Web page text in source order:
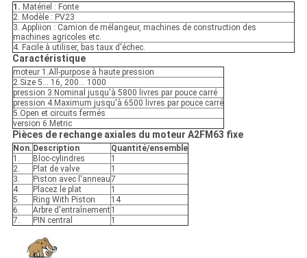
1. Matériel : Fonte
2. Modèle : PV23
3. Appliion : Camion de mélangeur, machines de construction des
machines agricoles etc.
4. Facile à utiliser, bas taux d'échec.
Caractéristique
moteur 1.All-purpose à haute pression
2.Size 5… 16, 200… 1000
pression 3.Nominal jusqu'à 5800 livres par pouce carré
pression 4.Maximum jusqu'à 6500 livres par pouce carré
5.Open et circuits fermés
version 6.Metric
Pièces de rechange axiales du moteur A2FM63 fixe
Non. Description
Quantité/ensemble
1.
Bloc-cylindres
1
2.
Plat de valve
1
3.
Piston avec l'anneau7
4.
Placez le plat
1
5.
Ring With Piston
14
6.
Arbre d'entraînement1
7.
PIN central 1